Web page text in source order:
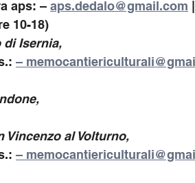
aps: – aps.dedalo@gmail.com
10-18)
di Isernia,
–
Vincenzo al Volturno,
–